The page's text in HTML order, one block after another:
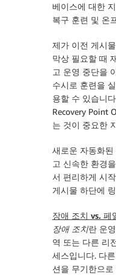
베이스에 대한
복구 훈련 및 온
제가 이전 게시
막상 필요할 때
고 운영 중단을
수시로 훈련을
용할 수 있습니
Recovery Point
는 것이 중요한
새로운 자동화된
고 신속한 환경
서 편리하게 시
게시물 하단에
장애 조치 vs. 페
장애 조치란 운
역 또는 다른 리
세스입니다. 다
션을 무기한으